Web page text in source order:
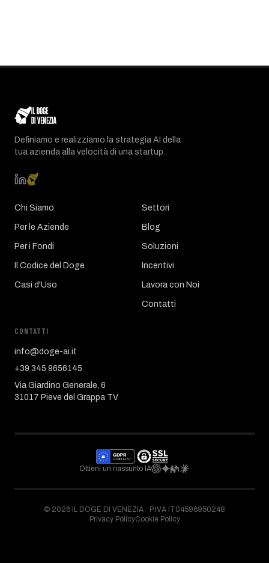
Definiamo e realizziamo la strategia AI della
tua azienda alla velocità di una startup.
Chi Siamo
Per le Aziende
Per i Fondi
Il Codice del Doge
Casi d'Uso
Settori
Blog
Soluzioni
Incentivi
Lavora con Noi
Contatti
CONTATTI
info@doge-ai.it
+39 345 9656145
Via Giardino Generale, 6
31017 Pieve del Grappa TV
Ottieni un riassunto IA
© 2026 IL DOGE DI VENEZIA · P.IVA IT04596950248
Privacy PolicyCookie Policy